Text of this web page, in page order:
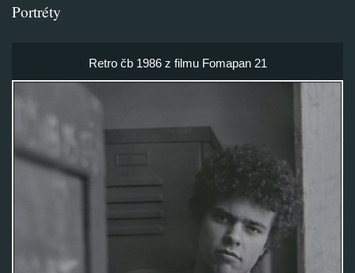
Portréty
Retro čb 1986 z filmu Fomapan 21